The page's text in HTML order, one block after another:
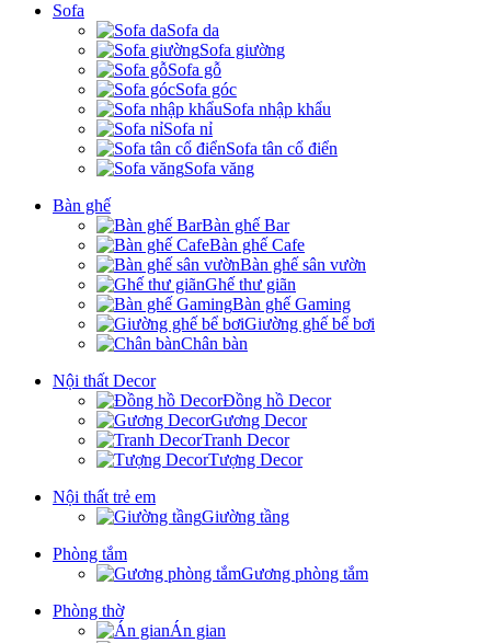
Sofa
Sofa da
Sofa giường
Sofa gỗ
Sofa góc
Sofa nhập khẩu
Sofa nỉ
Sofa tân cổ điển
Sofa văng
Bàn ghế
Bàn ghế Bar
Bàn ghế Cafe
Bàn ghế sân vườn
Ghế thư giãn
Bàn ghế Gaming
Giường ghế bể bơi
Chân bàn
Nội thất Decor
Đồng hồ Decor
Gương Decor
Tranh Decor
Tượng Decor
Nội thất trẻ em
Giường tầng
Phòng tắm
Gương phòng tắm
Phòng thờ
Án gian